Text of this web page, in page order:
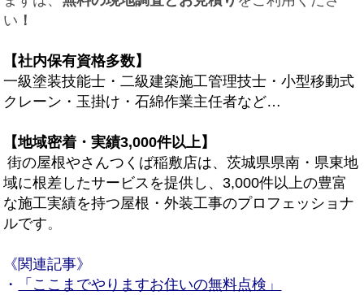
い ！
【社内保有資格多数】
一級塗装技能士・二級建築施工管理技士・小型移動式
クレーン・玉掛け・石綿作業主任者など…
【地域密着・実績3,000件以上】
街の屋根やさんつくば稲敷店は、茨城県県南・県東地
域に根差したサービスを提供し、3,000件以上の豊富
な施工実績を持つ屋根・外装工事のプロフェッショナ
ルです。
《関連記事》
・
「ここまでやりますお住いの無料点検」